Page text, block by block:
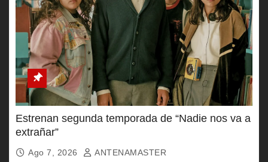
Estrenan segunda temporada de “Nadie nos va a
extrañar”
Ago 7, 2026 ANTENAMASTER